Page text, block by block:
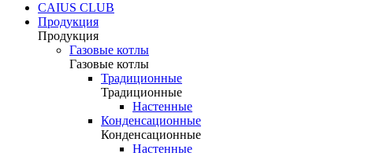
CAIUS CLUB
Продукция
Продукция
Газовые котлы
Газовые котлы
Традиционные
Традиционные
Настенные
Конденсационные
Конденсационные
Настенные